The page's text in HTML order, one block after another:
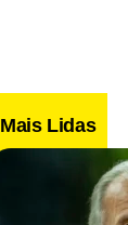
Mais Lidas